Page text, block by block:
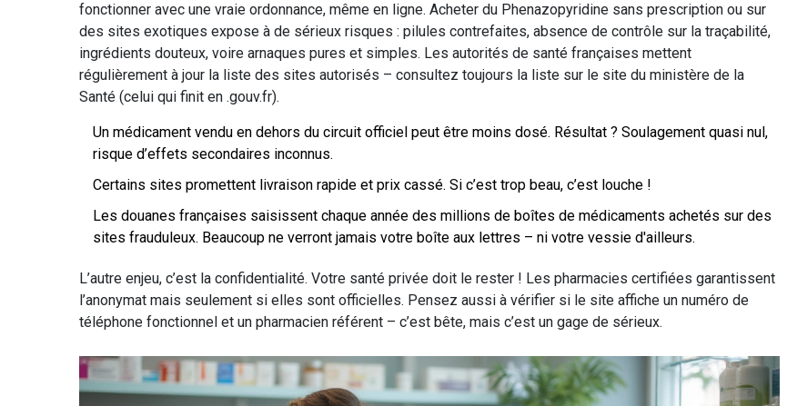
fonctionner avec une vraie ordonnance, même en ligne. Acheter du Phenazopyridine sans prescription ou sur
des sites exotiques expose à de sérieux risques : pilules contrefaites, absence de contrôle sur la traçabilité,
ingrédients douteux, voire arnaques pures et simples. Les autorités de santé françaises mettent
régulièrement à jour la liste des sites autorisés – consultez toujours la liste sur le site du ministère de la
Santé (celui qui finit en .gouv.fr).
Un médicament vendu en dehors du circuit officiel peut être moins dosé. Résultat ? Soulagement quasi nul,
risque d’effets secondaires inconnus.
Certains sites promettent livraison rapide et prix cassé. Si c’est trop beau, c’est louche !
Les douanes françaises saisissent chaque année des millions de boîtes de médicaments achetés sur des
sites frauduleux. Beaucoup ne verront jamais votre boîte aux lettres – ni votre vessie d'ailleurs.
L’autre enjeu, c’est la confidentialité. Votre santé privée doit le rester ! Les pharmacies certifiées garantissent
l’anonymat mais seulement si elles sont officielles. Pensez aussi à vérifier si le site affiche un numéro de
téléphone fonctionnel et un pharmacien référent – c’est bête, mais c’est un gage de sérieux.